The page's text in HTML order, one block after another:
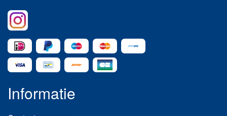
Informatie